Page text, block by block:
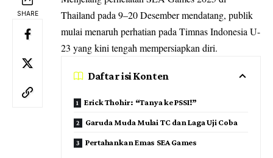
SHARE
Thailand pada 9–20 Desember mendatang, publik
mulai menaruh perhatian pada Timnas Indonesia U-
23 yang kini tengah mempersiapkan diri.
Daftar isi Konten
Erick Thohir: “Tanya ke PSSI!”
Garuda Muda Mulai TC dan Laga Uji Coba
Pertahankan Emas SEA Games